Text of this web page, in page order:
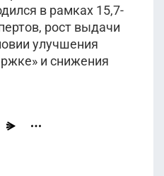
в рамках 15,7-
рост выдачи
улучшения
и снижения